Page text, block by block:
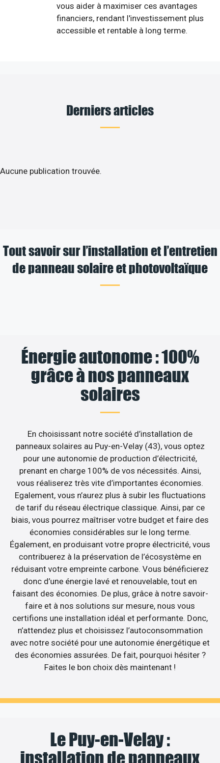
vous aider à maximiser ces avantages
financiers, rendant l'investissement plus
accessible et rentable à long terme.
Derniers articles
Aucune publication trouvée.
Tout savoir sur l’installation et l’entretien
de panneau solaire et photovoltaïque
Énergie autonome : 100%
grâce à nos panneaux
solaires
En choisissant notre société d’installation de
panneaux solaires au Puy-en-Velay (43), vous optez
pour une autonomie de production d’électricité,
prenant en charge 100% de vos nécessités. Ainsi,
vous réaliserez très vite d’importantes économies.
Egalement, vous n’aurez plus à subir les fluctuations
de tarif du réseau électrique classique. Ainsi, par ce
biais, vous pourrez maîtriser votre budget et faire des
économies considérables sur le long terme.
Également, en produisant votre propre électricité, vous
contribuerez à la préservation de l’écosystème en
réduisant votre empreinte carbone. Vous bénéficierez
donc d’une énergie lavé et renouvelable, tout en
faisant des économies. De plus, grâce à notre savoir-
faire et à nos solutions sur mesure, nous vous
certifions une installation idéal et performante. Donc,
n’attendez plus et choisissez l’autoconsommation
avec notre société pour une autonomie énergétique et
des économies assurées. De fait, pourquoi hésiter ?
Faites le bon choix dès maintenant !
Le Puy-en-Velay :
installation de panneaux